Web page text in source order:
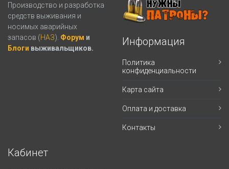
Производство и разработка
средств выживания и
носимых аварийных
запасов (НАЗ). Форум и
Блоги выживальщиков.
Информация
Политика
конфиденциальности
Карта сайта
Оплата и доставка
Контакты
Кабинет